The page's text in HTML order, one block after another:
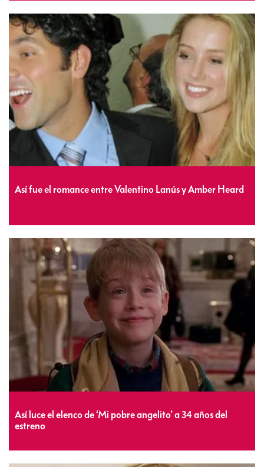
Así fue el romance entre Valentino Lanús y Amber Heard
Así luce el elenco de ‘Mi pobre angelito’ a 34 años del
estreno